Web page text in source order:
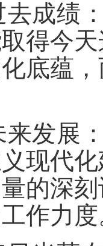
成绩
得今
底蕴
发展
现代
的深
作力度